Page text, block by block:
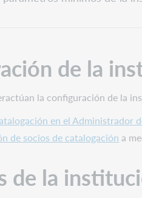
de la
la configuración de la
en el Administrador
de socios de catalogación a
de la